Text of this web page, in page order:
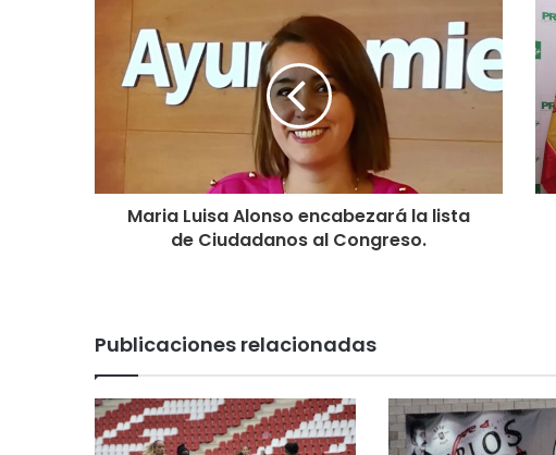
Maria Luisa Alonso encabezará la lista
de Ciudadanos al Congreso.
Publicaciones relacionadas